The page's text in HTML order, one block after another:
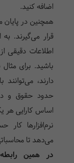
اضافه کنید.
همچنین در پایان
قرار می‌گیرند.
اطلاعات دقیقی
باشید. برای
دارند،
حدود حقوق و
اساس کارایی هر
نرم‌افزارها
می‌دهد تا
در همین رابطه